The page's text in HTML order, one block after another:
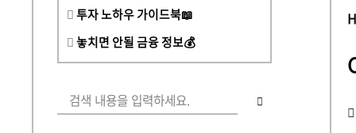
투자 노하우 가이드북📖
놓치면 안될 금융 정보💰